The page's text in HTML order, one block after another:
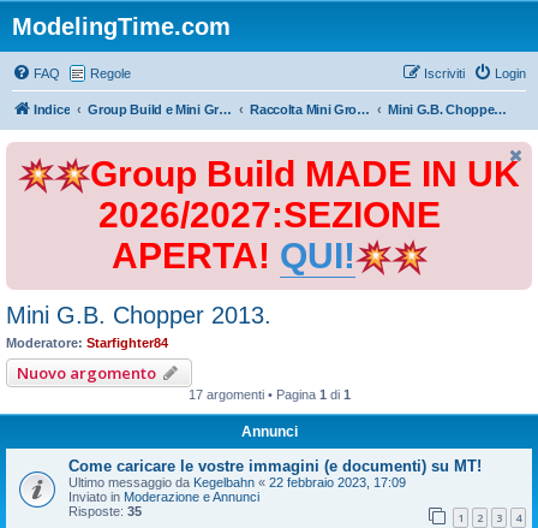
ModelingTime.com
FAQ Regole Login
Iscriviti
Indice Group Build e Mini Group Build Raccolta Mini Group Build Mini G.B. Chopper 2013.
Group Build MADE IN UK
2026/2027:SEZIONE
APERTA! QUI!
Mini G.B. Chopper 2013.
Moderatore: Starfighter84
Nuovo argomento
17 argomenti • Pagina 1 di 1
Annunci
Come caricare le vostre immagini (e documenti) su MT!
Ultimo messaggio da Kegelbahn « 22 febbraio 2023, 17:09
Inviato in Moderazione e Annunci
Risposte: 35 1 2 3 4